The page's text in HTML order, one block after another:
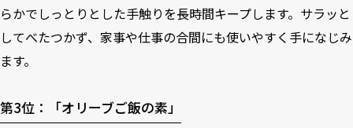
らかでしっとりとした手触りを長時間キープします。サラッと
してべたつかず、家事や仕事の合間にも使いやすく手になじみ
ます。
第3位：「オリーブご飯の素」